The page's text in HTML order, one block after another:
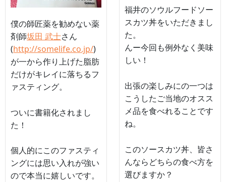
僕の師匠薬を勧めない薬
剤師坂田 武士さん
(http://somelife.co.jp/)
が一から作り上げた脂肪
だけがキレイに落ちるフ
ァスティング。
ついに書籍化されまし
た！
個人的にこのファスティ
ングには思い入れが強い
ので本当に嬉しいです。
福井のソウルフードソー
スカツ丼をいただきまし
た。
んー今回も例外なく美味
しい！
出張の楽しみにの一つは
こうしたご当地のオスス
メ品を食べれることです
ね。
このソースカツ丼、皆さ
んならどちらの食べ方を
選びますか？